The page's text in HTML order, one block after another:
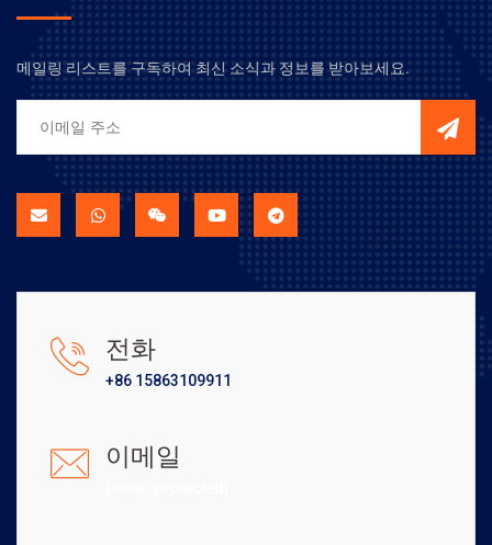
메일링 리스트를 구독하여 최신 소식과 정보를 받아보세요.
전화
+86 15863109911
이메일